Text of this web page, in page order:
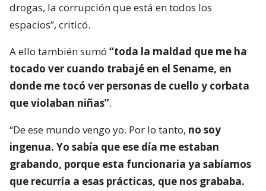
drogas, la corrupción que está en todos los
espacios”, criticó.
A ello también sumó “toda la maldad que me ha
tocado ver cuando trabajé en el Sename, en
donde me tocó ver personas de cuello y corbata
que violaban niñas”.
“De ese mundo vengo yo. Por lo tanto, no soy
ingenua. Yo sabía que ese día me estaban
grabando, porque esta funcionaria ya sabíamos
que recurría a esas prácticas, que nos grababa.